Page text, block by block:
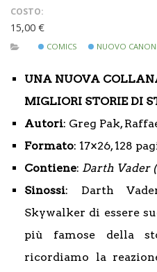
COSTO:
15,00 €
COMICS NUOVO
UNA NUOVA
MIGLIORI STORIE DI
Autori: Greg Pak,
Formato: 17×26, 128
Contiene: Darth Vader
Sinossi: Darth
Skywalker di essere
più famose della
ricordiamo la